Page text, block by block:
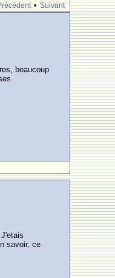
• Suivant
beaucoup
savoir, ce